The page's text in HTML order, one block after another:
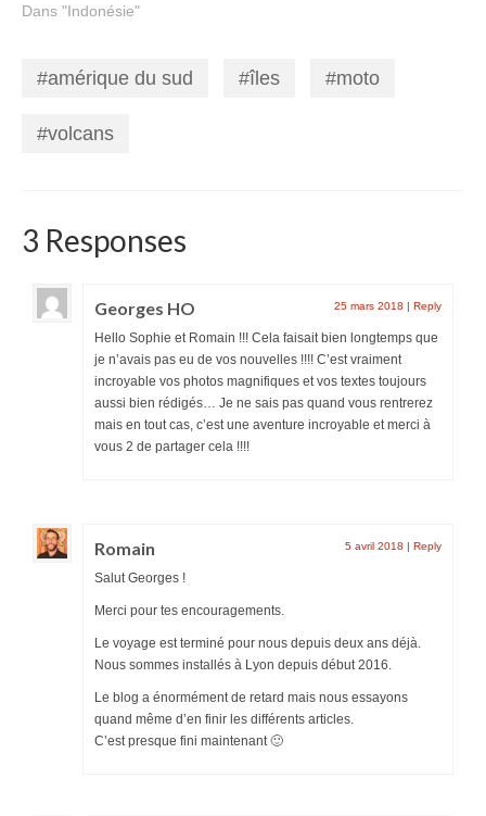
Dans "Indonésie"
amérique du sud îles moto
volcans
3 Responses
Georges HO 25 mars 2018 | Reply
Hello Sophie et Romain !!! Cela faisait bien longtemps que
je n’avais pas eu de vos nouvelles !!!! C’est vraiment
incroyable vos photos magnifiques et vos textes toujours
aussi bien rédigés… Je ne sais pas quand vous rentrerez
mais en tout cas, c’est une aventure incroyable et merci à
vous 2 de partager cela !!!!
Romain 5 avril 2018 | Reply
Salut Georges !
Merci pour tes encouragements.
Le voyage est terminé pour nous depuis deux ans déjà.
Nous sommes installés à Lyon depuis début 2016.
Le blog a énormément de retard mais nous essayons
quand même d’en finir les différents articles.
C’est presque fini maintenant 🙂